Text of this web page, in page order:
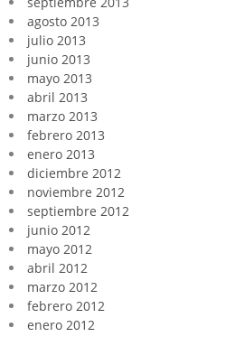
agosto 2013
julio 2013
junio 2013
mayo 2013
abril 2013
marzo 2013
febrero 2013
enero 2013
diciembre 2012
noviembre 2012
septiembre 2012
junio 2012
mayo 2012
abril 2012
marzo 2012
febrero 2012
enero 2012